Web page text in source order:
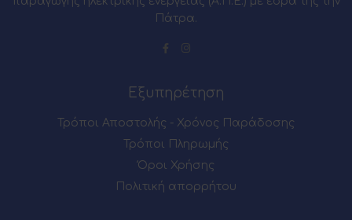
Πάτρα.
Εξυπηρέτηση
Τρόποι Αποστολής - Χρόνος Παράδοσης
Τρόποι Πληρωμής
Όροι Χρήσης
Πολιτική απορρήτου